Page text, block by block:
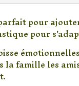
pour
pour
famille les